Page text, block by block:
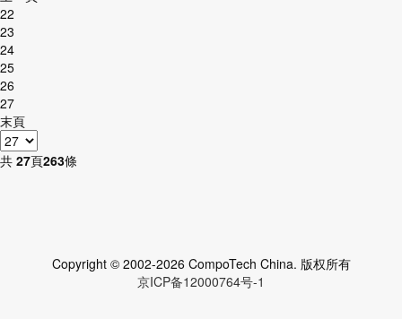
22
23
24
25
26
27
末頁
共 27頁263條
Copyright © 2002-2026 CompoTech China. 版权所有
京ICP备12000764号-1